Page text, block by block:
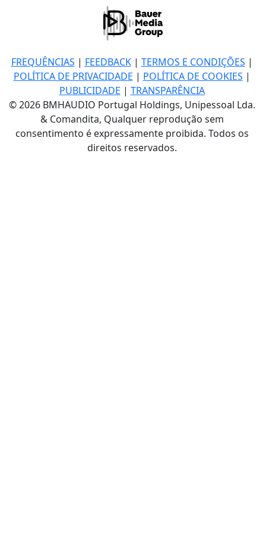
FREQUÊNCIAS | FEEDBACK| TERMOS E CONDIÇÕES |
POLÍTICA DE PRIVACIDADE | POLÍTICA DE COOKIES |
PUBLICIDADE | TRANSPARÊNCIA
© 2026 BMHAUDIO Portugal Holdings, Unipessoal Lda.
& Comandita, Qualquer reprodução sem
consentimento é expressamente proibida. Todos os
direitos reservados.